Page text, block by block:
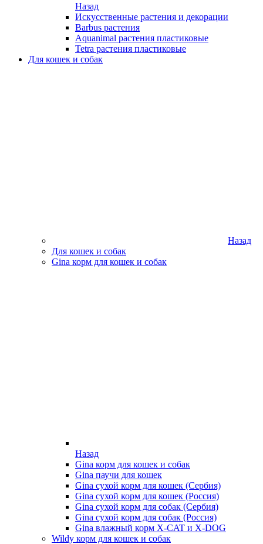
Назад
Искусственные растения и декорации
Barbus растения
Aquanimal растения пластиковые
Tetra растения пластиковые
Для кошек и собак
Назад
Для кошек и собак
Gina корм для кошек и собак
Назад
Gina корм для кошек и собак
Gina паучи для кошек
Gina сухой корм для кошек (Сербия)
Gina сухой корм для кошек (Россия)
Gina сухой корм для собак (Сербия)
Gina сухой корм для собак (Россия)
Gina влажный корм X-CAT и X-DOG
Wildy корм для кошек и собак